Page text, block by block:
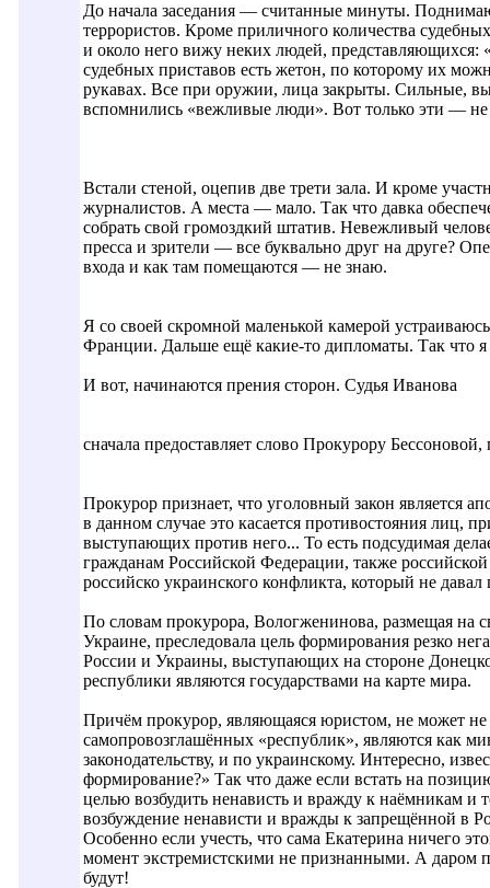
До начала заседания — считанные минуты.
террористов. Кроме приличного количества
и около него вижу неких людей,
судебных приставов есть жетон, по которому их
рукавах. Все при оружии, лица закрыты. Сильные,
вспомнились «вежливые люди». Вот только эти —
Встали стеной, оцепив две трети зала. И кроме
журналистов. А места — мало. Так что давка
собрать свой громоздкий штатив. Невежливый
пресса и зрители — все буквально друг на друге?
входа и как там помещаются — не знаю.
Я со своей скромной маленькой камерой
Франции. Дальше ещё какие-то дипломаты. Так что я
И вот, начинаются прения сторон. Судья Иванова
сначала предоставляет слово Прокурору
Прокурор признает, что уголовный закон является
в данном случае это касается противостояния лиц,
выступающих против него... То есть подсудимая
гражданам Российской Федерации, также
российско украинского конфликта, который не
По словам прокурора, Вологженинова, размещая на
Украине, преследовала цель формирования резко
России и Украины, выступающих на стороне
республики являются государствами на карте мира.
Причём прокурор, являющаяся юристом, не может
самопровозглашённых «республик», являются как
законодательству, и по украинскому. Интересно,
формирование?» Так что даже если встать на
целью возбудить ненависть и вражду к наёмникам и
возбуждение ненависти и вражды к запрещённой в
Особенно если учесть, что сама Екатерина ничего
момент экстремистскими не признанными. А даром
будут!